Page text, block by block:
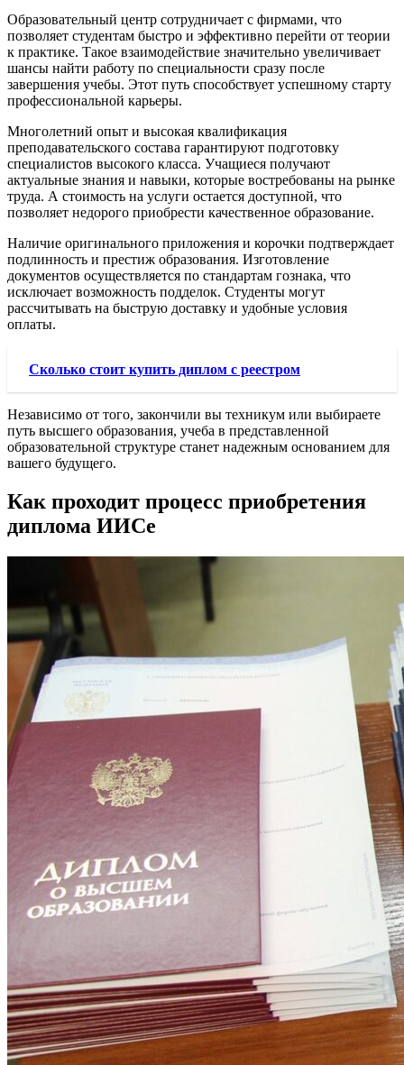
Образовательный центр сотрудничает с фирмами, что
позволяет студентам быстро и эффективно перейти от теории
к практике. Такое взаимодействие значительно увеличивает
шансы найти работу по специальности сразу после
завершения учебы. Этот путь способствует успешному старту
профессиональной карьеры.
Многолетний опыт и высокая квалификация
преподавательского состава гарантируют подготовку
специалистов высокого класса. Учащиеся получают
актуальные знания и навыки, которые востребованы на рынке
труда. А стоимость на услуги остается доступной, что
позволяет недорого приобрести качественное образование.
Наличие оригинального приложения и корочки подтверждает
подлинность и престиж образования. Изготовление
документов осуществляется по стандартам гознака, что
исключает возможность подделок. Студенты могут
рассчитывать на быструю доставку и удобные условия
оплаты.
Сколько стоит купить диплом с реестром
Независимо от того, закончили вы техникум или выбираете
путь высшего образования, учеба в представленной
образовательной структуре станет надежным основанием для
вашего будущего.
Как проходит процесс приобретения
диплома ИИСе